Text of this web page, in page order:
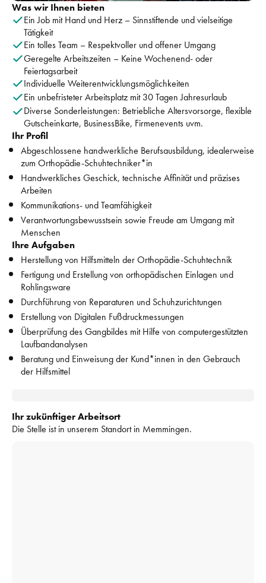
Was wir Ihnen bieten
Ein Job mit Hand und Herz – Sinnstiftende und vielseitige
Tätigkeit
Ein tolles Team – Respektvoller und offener Umgang
Geregelte Arbeitszeiten – Keine Wochenend- oder
Feiertagsarbeit
Individuelle Weiterentwicklungsmöglichkeiten
Ein unbefristeter Arbeitsplatz mit 30 Tagen Jahresurlaub
Diverse Sonderleistungen: Betriebliche Altersvorsorge, flexible
Gutscheinkarte, BusinessBike, Firmenevents uvm.
Ihr Profil
Abgeschlossene handwerkliche Berufsausbildung, idealerweise
zum Orthopädie-Schuhtechniker*in
Handwerkliches Geschick, technische Affinität und präzises
Arbeiten
Kommunikations- und Teamfähigkeit
Verantwortungsbewusstsein sowie Freude am Umgang mit
Menschen
Ihre Aufgaben
Herstellung von Hilfsmitteln der Orthopädie-Schuhtechnik
Fertigung und Erstellung von orthopädischen Einlagen und
Rohlingsware
Durchführung von Reparaturen und Schuhzurichtungen
Erstellung von Digitalen Fußdruckmessungen
Überprüfung des Gangbildes mit Hilfe von computergestützten
Laufbandanalysen
Beratung und Einweisung der Kund*innen in den Gebrauch
der Hilfsmittel
Ihr zukünftiger Arbeitsort
Die Stelle ist in unserem Standort in Memmingen.